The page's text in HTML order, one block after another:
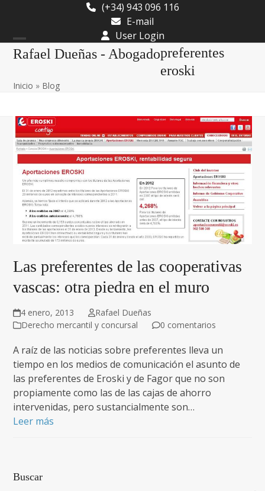
content
(+34) 943 096 116
E-mail
User Login
Rafael Dueñas - Abogado
Open
menu
Close
menu
preferentes
eroski
Inicio » Blog
Las preferentes de las cooperativas
vascas: otra piedra en el muro
4 enero, 2013
Rafael Dueñas
Derecho mercantil y concursal
0 comentarios
A raíz de las noticias sobre preferentes lleva un
tiempo en los medios de comunicación el asunto de
las preferentes de Eroski y de Fagor que no son
propiamente como las de las cajas de ahorro
intervenidas, pero sustancialmente son…
Leer más
Buscar